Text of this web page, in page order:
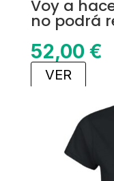
Voy a
no podrá
52,00 €
VER